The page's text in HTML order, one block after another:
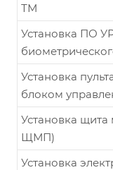
ТМ
Установка ПО
Установка
блоком
Установка
ЩМП)
Установка